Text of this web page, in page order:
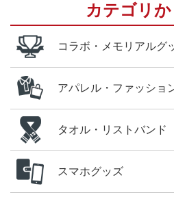
カテゴリ
コラボ・メモリアルグ
アパレル・ファッショ
タオル・リストバンド
スマホグッズ